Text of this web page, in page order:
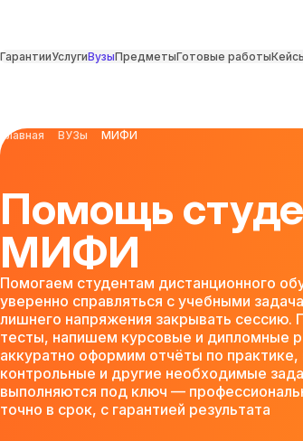
ГарантииУслугиВузыПредметыГотовые работы
Главная ВУЗы МИФИ
Помощь
МИФИ
Помогаем студентам дистанционного
уверенно справляться с учебными
лишнего напряжения закрывать сессию.
тесты, напишем курсовые и дипломные
аккуратно оформим отчёты по
контрольные и другие необходимые
выполняются под ключ —
точно в срок, с гарантией результата